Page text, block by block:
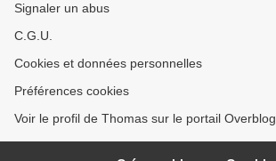
Signaler un abus
C.G.U.
Cookies et données personnelles
Préférences cookies
Voir le profil de Thomas sur le portail Overblog